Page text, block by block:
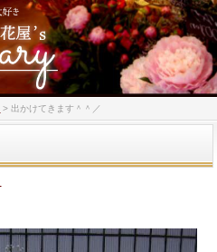
>出かけてきます＾＾／